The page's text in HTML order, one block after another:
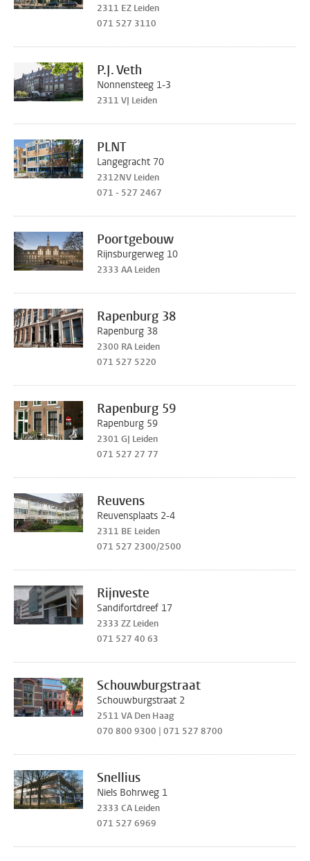
2311 EZ Leiden
071 527 3110
P.J. Veth
Nonnensteeg 1-3
2311 VJ Leiden
PLNT
Langegracht 70
2312NV Leiden
071 - 527 2467
Poortgebouw
Rijnsburgerweg 10
2333 AA Leiden
Rapenburg 38
Rapenburg 38
2300 RA Leiden
071 527 5220
Rapenburg 59
Rapenburg 59
2301 GJ Leiden
071 527 27 77
Reuvens
Reuvensplaats 2-4
2311 BE Leiden
071 527 2300/2500
Rijnveste
Sandifortdreef 17
2333 ZZ Leiden
071 527 40 63
Schouwburgstraat
Schouwburgstraat 2
2511 VA Den Haag
070 800 9300 | 071 527 8700
Snellius
Niels Bohrweg 1
2333 CA Leiden
071 527 6969